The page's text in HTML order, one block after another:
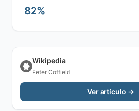
82%
Wikipedia
Peter Coffield
Ver artículo →